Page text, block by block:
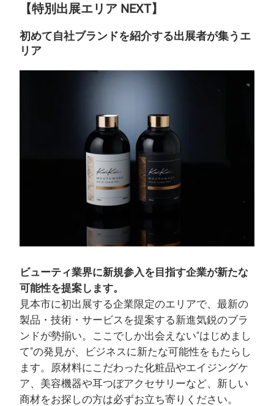
【特別出展エリア NEXT】
初めて自社ブランドを紹介する出展者が集うエ
リア
ビューティ業界に新規参入を目指す企業が新たな
可能性を提案します。
見本市に初出展する企業限定のエリアで、最新の
製品・技術・サービスを提案する新進気鋭のブラ
ンドが勢揃い。ここでしか出会えない“はじめまし
て”の発見が、ビジネスに新たな可能性をもたらし
ます。原材料にこだわった化粧品やエイジングケ
ア、美容機器や耳つぼアクセサリーなど、新しい
商材をお探しの方は必ずお立ち寄りください。